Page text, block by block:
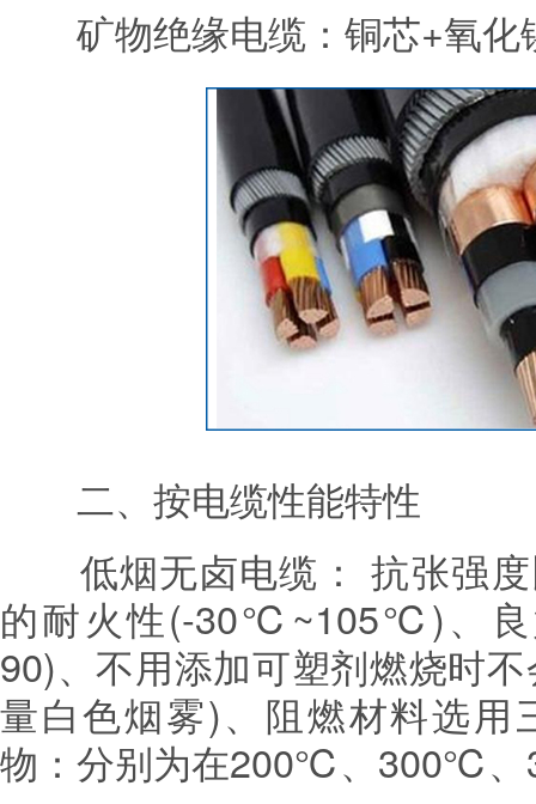
矿物绝缘电缆：铜芯+氧化
二、按电缆性能特性
低烟无卤电缆： 抗张强度
的耐火性(-30℃~105℃)、
90)、不用添加可塑剂燃烧时
量白色烟雾)、阻燃材料选用
物：分别为在200℃、300℃